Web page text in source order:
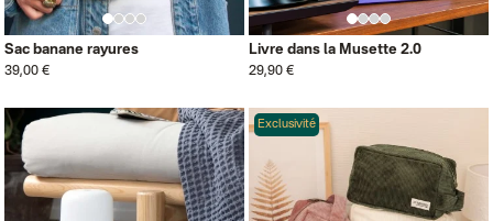
Sac banane rayures
39,00 €
Livre dans la Musette 2.0
29,90 €
Exclusivité